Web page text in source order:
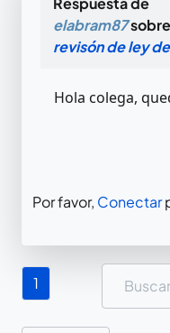
elabram87
revisón de ley
Hola colega,
Por favor, Conectar
1